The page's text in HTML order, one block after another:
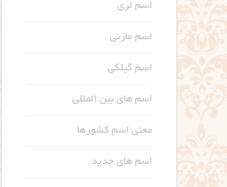
اسم لری
اسم مازنی
اسم گیلکی
اسم های بین المللی
معنی اسم کشورها
اسم های جدید